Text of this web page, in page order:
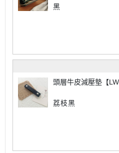
黑
頭層牛皮減壓墊【
荔枝黑